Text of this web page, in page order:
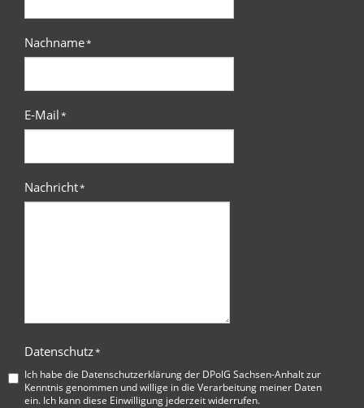
Nachname*
E-Mail*
Nachricht*
Datenschutz*
Ich habe die Datenschutzerklärung der DPolG Sachsen-Anhaltzur
Kenntnis genommen und willige in die Verarbeitung meiner Daten
ein. Ich kann diese Einwilligung jederzeit widerrufen.